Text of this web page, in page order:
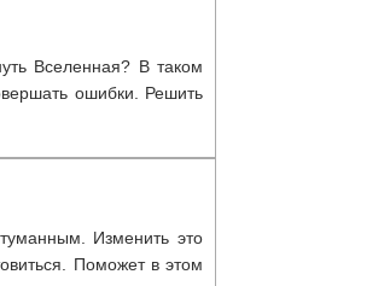
Вселенная? В таком
ошибки. Решить
Изменить это
Поможет в этом